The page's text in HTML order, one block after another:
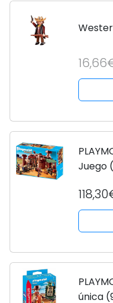
Juego
única